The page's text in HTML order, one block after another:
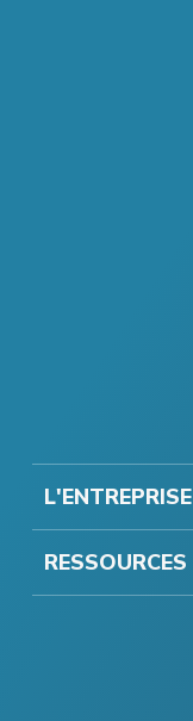
L'ENTREPRISE
RESSOURCES